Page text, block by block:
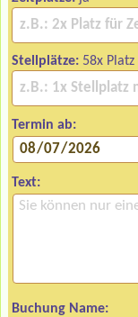
Stellplätze: 58x
Termin ab:
Text:
Buchung Name: